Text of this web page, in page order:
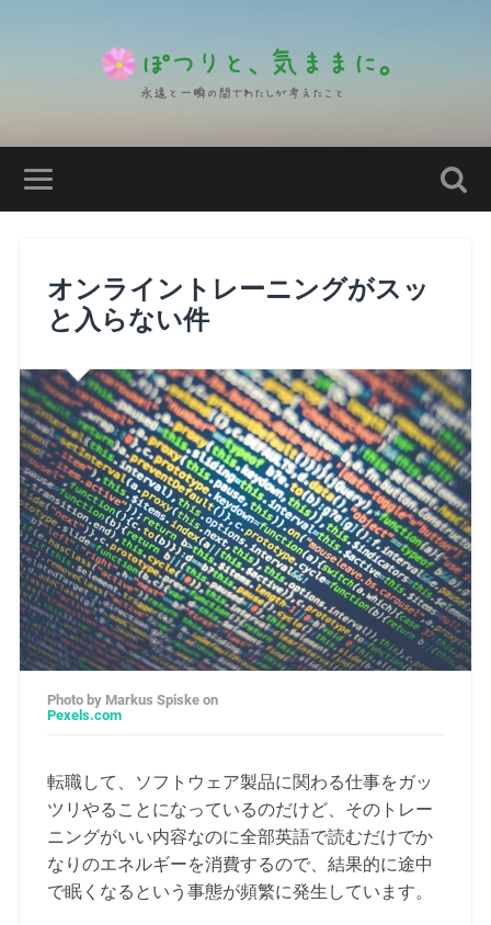
オンライントレーニングがスッ
と入らない件
Photo by Markus Spiske on
Pexels.com
転職して、ソフトウェア製品に関わる仕事をガッ
ツリやることになっているのだけど、そのトレー
ニングがいい内容なのに全部英語で読むだけでか
なりのエネルギーを消費するので、結果的に途中
で眠くなるという事態が頻繁に発生しています。